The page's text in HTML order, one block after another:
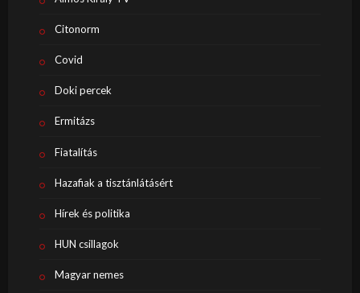
Citonorm
Covid
Doki percek
Ermitázs
Fiatalítás
Hazafiak a tisztánlátásért
Hírek és politika
HUN csillagok
Magyar nemes